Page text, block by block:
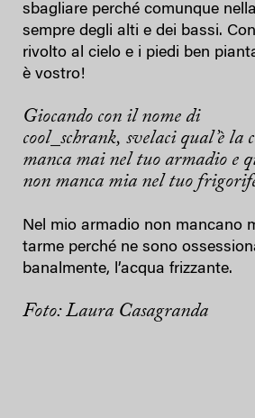
sbagliare perché comunque
sempre degli alti e dei bassi.
rivolto al cielo e i piedi ben
è vostro!
Giocando con il nome di
cool_schrank, svelaci qual’è la
manca mai nel tuo armadio e
non manca mia nel tuo
Nel mio armadio non mancano
tarme perché ne sono
banalmente, l’acqua frizzante.
Foto: Laura Casagranda